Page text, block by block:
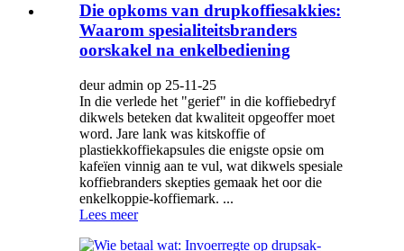
Die opkoms van drupkoffiesakkies:
Waarom spesialiteitsbranders
oorskakel na enkelbediening
deur admin op 25-11-25
In die verlede het "gerief" in die koffiebedryf
dikwels beteken dat kwaliteit opgeoffer moet
word. Jare lank was kitskoffie of
plastiekkoffiekapsules die enigste opsie om
kafeïen vinnig aan te vul, wat dikwels spesiale
koffiebranders skepties gemaak het oor die
enkelkoppie-koffiemark. ...
Lees meer